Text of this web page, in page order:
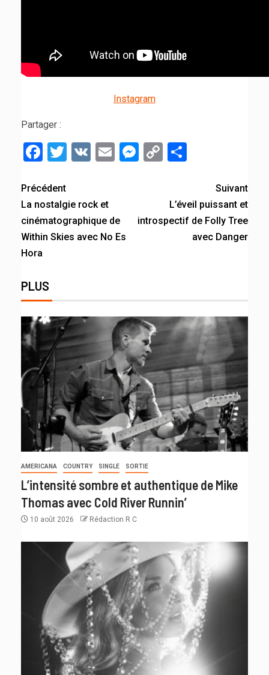
Instagram
Partager :
Facebook
Twitter
VK EmailMessenger
Copy
Précédent
La nostalgie rock et
cinématographique de
Within Skies avec No Es
Hora
Suivant
L’éveil puissant et
introspectif de Folly Tree
avec Danger
PLUS
AMERICANA COUNTRY SINGLE SORTIE
L’intensité sombre et authentique de Mike
Thomas avec Cold River Runnin’
10 août 2026 Rédaction R C